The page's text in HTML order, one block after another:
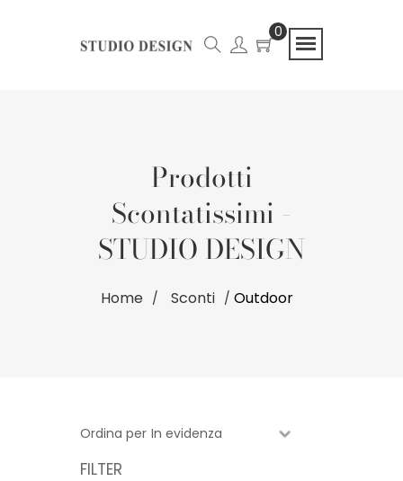
0
Prodotti
Scontatissimi -
STUDIO DESIGN
Home Sconti Outdoor
Ordina per
FILTER